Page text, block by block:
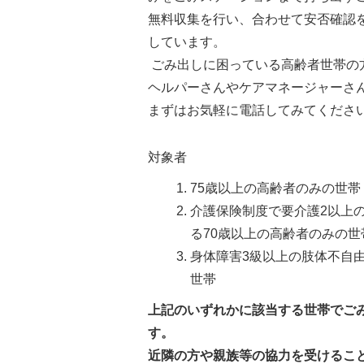
無料収集を行い、合わせて安否確認
しています。
ごみ出しに困っている高齢者世帯
ヘルパーさんやケアマネージャーさ
まずはお気軽に電話してみてくださ
対象者
75歳以上の高齢者のみの世帯
介護保険制度で要介護2以上
る70歳以上の高齢者のみの世
身体障害3級以上の肢体不自
世帯
上記のいずれかに該当する世帯で
す。
近隣の方や親族等の協力を受けるこ